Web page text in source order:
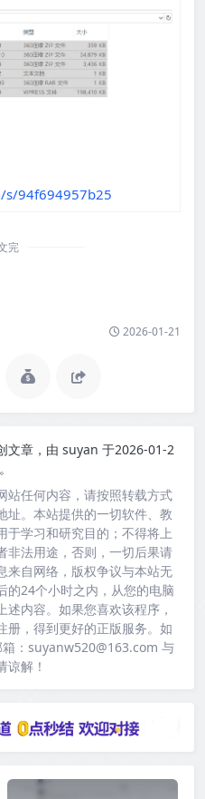
s/94f694957b25
完
2026-01-21
文章，由 suyan 于2026-01-2
站任何内容，请按照转载方式
址。本站提供的一切软件、教
于学习和研究目的；不得将上
非法用途，否则，一切后果请
来自网络，版权争议与本站无
的24个小时之内，从您的电脑
述内容。如果您喜欢该程序，
册，得到更好的正版服务。如
：suyanw520@163.com 与
谅解！